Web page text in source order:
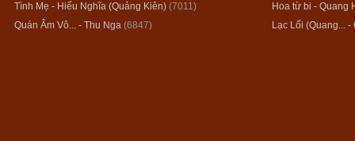
Tình Mẹ - Hiếu Nghĩa (Quảng Kiên) (7011)
Quán Âm Vô... - Thu Nga (6847)
Hoa từ bi - Quang
Lạc Lối (Quang... -